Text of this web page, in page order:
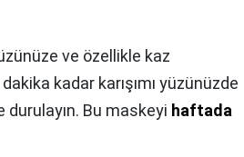
ve özellikle kaz
kadar karışımı yüzünüzde
Bu maskeyi haftada